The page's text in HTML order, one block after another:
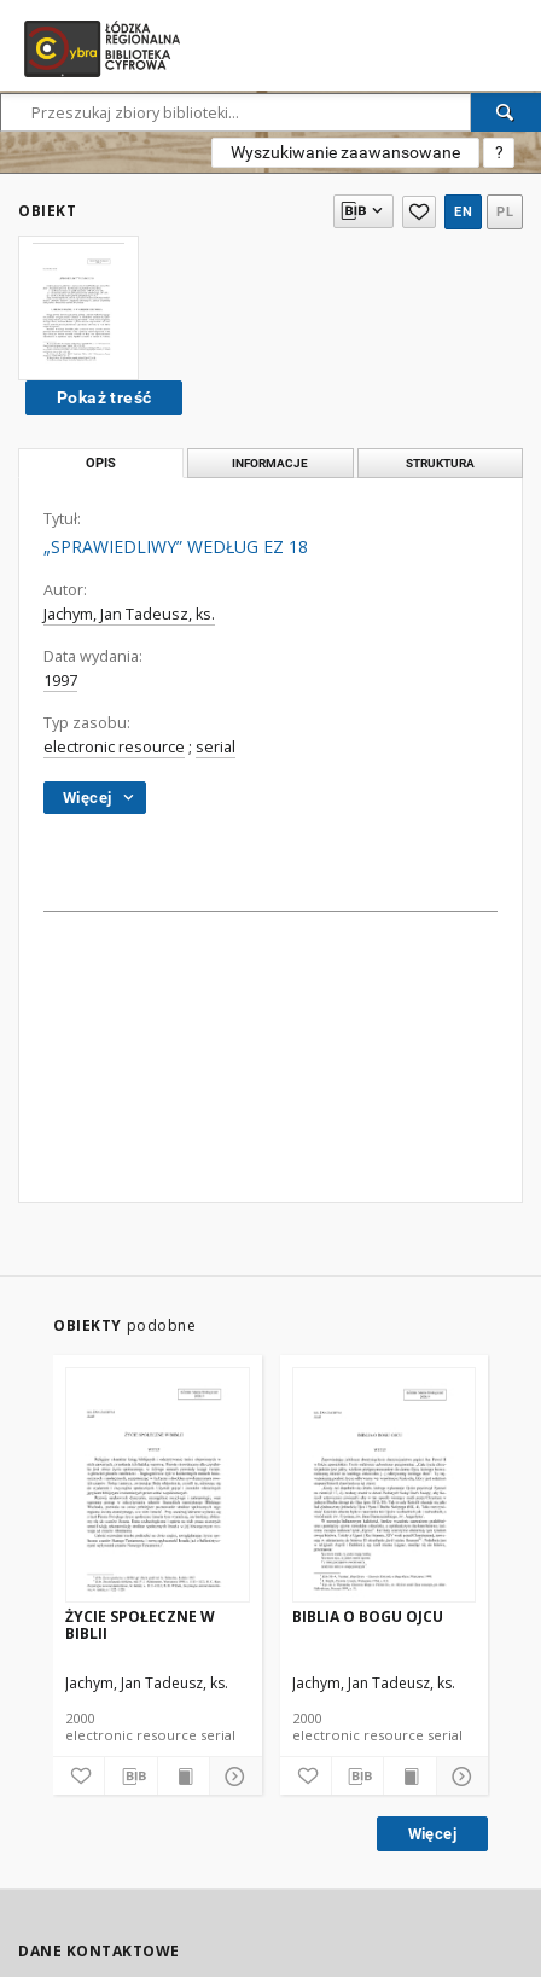
Wyszukiwanie zaawansowane ?
OBIEKT EN PL
Pokaż treść
OPIS INFORMACJE STRUKTURA
Tytuł:
„SPRAWIEDLIWY” WEDŁUG EZ 18
Autor:
Jachym, Jan Tadeusz, ks.
Data wydania:
1997
Typ zasobu:
electronic resource ; serial
Więcej
OBIEKTY podobne
ŻYCIE SPOŁECZNE W
BIBLII
Jachym, Jan Tadeusz, ks.
2000
electronic resource serial
BIBLIA O BOGU OJCU
Jachym, Jan Tadeusz, ks.
2000
electronic resource serial
Więcej
DANE KONTAKTOWE